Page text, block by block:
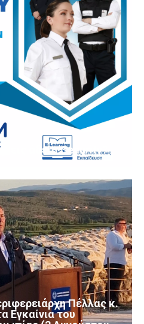
άδεια Security?
Πέλλας κ.
Εγκαίνια του